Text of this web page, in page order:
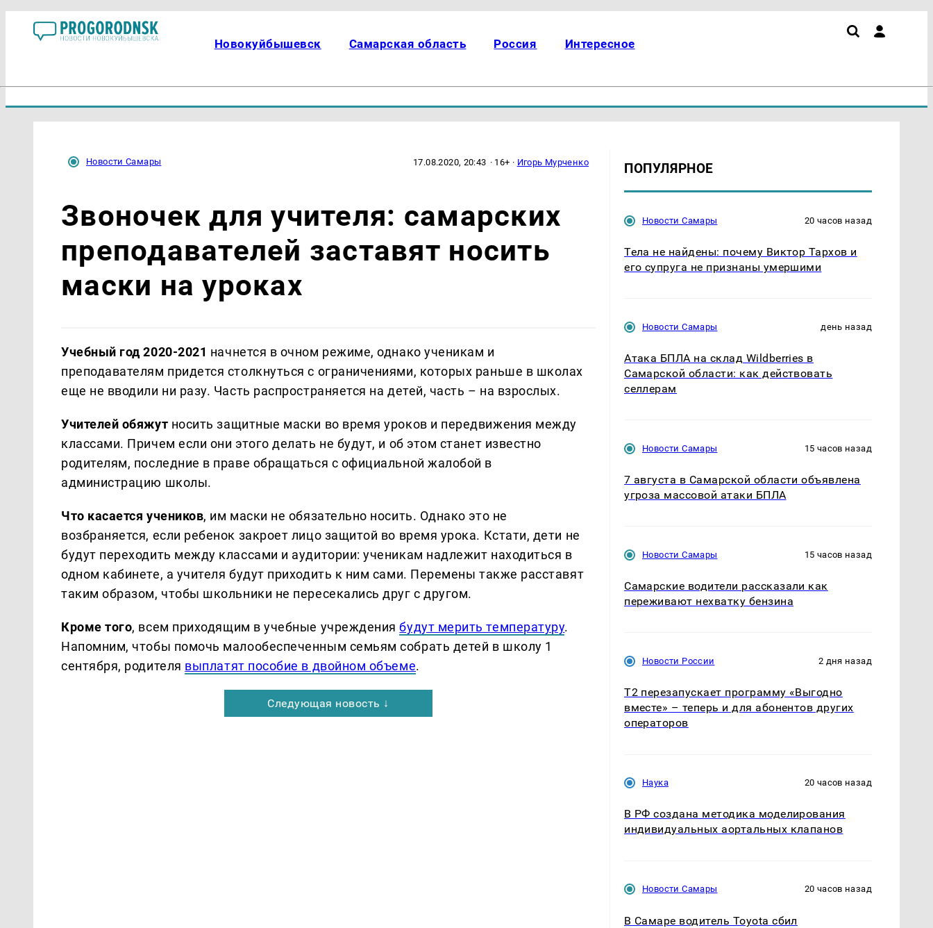
Новокуйбышевск Самарская область Россия Интересное
Новости Самары 17.08.2020, 20:43 · 16+ · Игорь Мурченко
Звоночек для учителя: самарских
преподавателей заставят носить
маски на уроках
Учебный год 2020-2021 начнется в очном режиме, однако ученикам и
преподавателям придется столкнуться с ограничениями, которых раньше в школах
еще не вводили ни разу. Часть распространяется на детей, часть – на взрослых.
Учителей обяжут носить защитные маски во время уроков и передвижения между
классами. Причем если они этого делать не будут, и об этом станет известно
родителям, последние в праве обращаться с официальной жалобой в
администрацию школы.
Что касается учеников, им маски не обязательно носить. Однако это не
возбраняется, если ребенок закроет лицо защитой во время урока. Кстати, дети не
будут переходить между классами и аудитории: ученикам надлежит находиться в
одном кабинете, а учителя будут приходить к ним сами. Перемены также расставят
таким образом, чтобы школьники не пересекались друг с другом.
Кроме того, всем приходящим в учебные учреждениябудут мерить температуру.
Напомним, чтобы помочь малообеспеченным семьям собрать детей в школу 1
сентября, родителя выплатят пособие в двойном объеме.
Следующая новость ↓
ПОПУЛЯРНОЕ
Новости Самары 20 часов назад
Тела не найдены: почему Виктор Тархов и
его супруга не признаны умершими
Новости Самары день назад
Атака БПЛА на склад Wildberries в
Самарской области: как действовать
селлерам
Новости Самары 15 часов назад
7 августа в Самарской области объявлена
угроза массовой атаки БПЛА
Новости Самары 15 часов назад
Самарские водители рассказали как
переживают нехватку бензина
Новости России 2 дня назад
Т2 перезапускает программу «Выгодно
вместе» – теперь и для абонентов других
операторов
Наука 20 часов назад
В РФ создана методика моделирования
индивидуальных аортальных клапанов
Новости Самары 20 часов назад
В Самаре водитель Toyota сбил